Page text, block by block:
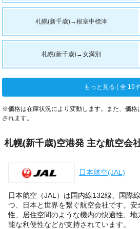
札幌(新千歳)→根室中標津
札幌(新千歳)→女満別
もっと見る ( 全 19
※価格は在庫状況により変動します。また、価格
されます。
札幌(新千歳)空港発 主な航空会
日本航空(JAL)
日本航空（JAL）は国内線132線、国際
つ、日本と世界を繋ぐ航空会社です。
性、居住空間のような機内の快適性、
能な利便性などが支持されています。